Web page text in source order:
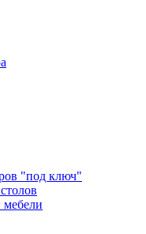
"под ключ"
мебели